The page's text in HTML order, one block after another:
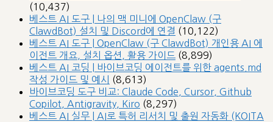
(10,437)
베스트 AI 도구 | 나의 맥 미니에 OpenClaw (구
ClawdBot) 설치 및 Discord에 연결 (10,122)
베스트 AI 도구 | OpenClaw (구 ClawdBot) 개인용 AI 에
이전트 개요, 설치 옵션, 활용 가이드 (8,899)
베스트 AI 코딩 | 바이브코딩 에이전트를 위한 agents.md
작성 가이드 및 예시
(8,613)
바이브코딩 도구 비교: Claude Code, Cursor, Github
Copilot, Antigravity, Kiro (8,297)
베스트 AI 실무 | AI로 특허 리서치 및 출원 자동화 (KOITA